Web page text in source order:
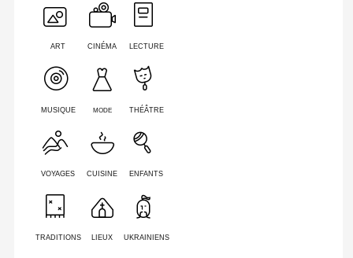
ART CINÉMA LECTURE
MUSIQUE MODE THÉÂTRE
VOYAGES CUISINE ENFANTS
TRADITIONS LIEUX UKRAINIENS